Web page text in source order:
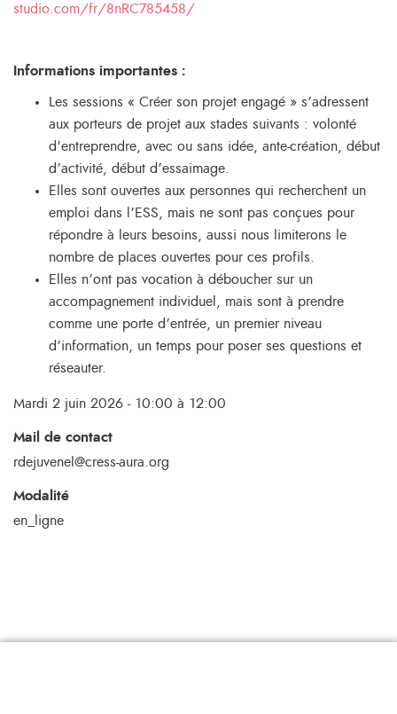
studio.com/fr/8nRC785458/
Informations importantes :
Les sessions « Créer son projet engagé » s’adressent
aux porteurs de projet aux stades suivants : volonté
d’entreprendre, avec ou sans idée, ante-création, début
d’activité, début d’essaimage.
Elles sont ouvertes aux personnes qui recherchent un
emploi dans l’ESS, mais ne sont pas conçues pour
répondre à leurs besoins, aussi nous limiterons le
nombre de places ouvertes pour ces profils.
Elles n’ont pas vocation à déboucher sur un
accompagnement individuel, mais sont à prendre
comme une porte d’entrée, un premier niveau
d’information, un temps pour poser ses questions et
réseauter.
Mardi 2 juin 2026 - 10:00 à 12:00
Mail de contact
rdejuvenel@cress-aura.org
Modalité
en_ligne